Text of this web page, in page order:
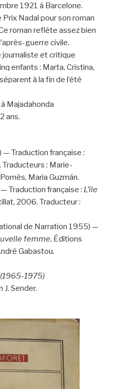
1921 à Barcelone.
Nadal pour son roman
roman reflète assez bien
guerre civile.
journaliste et critique
enfants : Marta, Cristina,
à la fin de l’été
Majadahonda
ans.
— Traduction française :
: Marie-
Maria Guzmán.
— Traduction française : L’île
2006. Traducteur :
de Narration 1955) —
femme, Éditions
Gabastou.
1975)
Sender.